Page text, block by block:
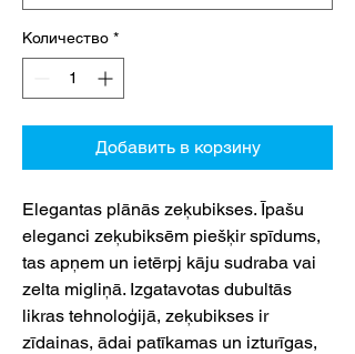
Количество *
Добавить в корзину
Elegantas plānās zeķubikses. Īpašu
eleganci zeķubiksēm piešķir spīdums,
tas apņem un ietērpj kāju sudraba vai
zelta migliņā. Izgatavotas dubultās
likras tehnoloģijā, zeķubikses ir
zīdainas, ādai patīkamas un izturīgas,